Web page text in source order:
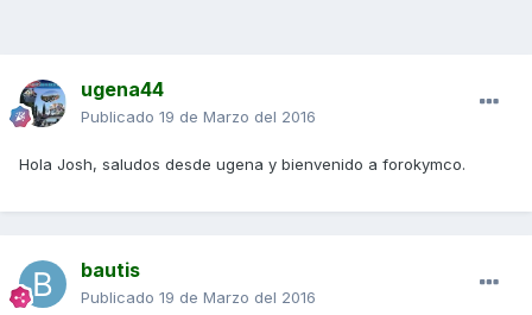
ugena44
Publicado 19 de Marzo del 2016
Hola Josh, saludos desde ugena y bienvenido a forokymco.
bautis
Publicado 19 de Marzo del 2016